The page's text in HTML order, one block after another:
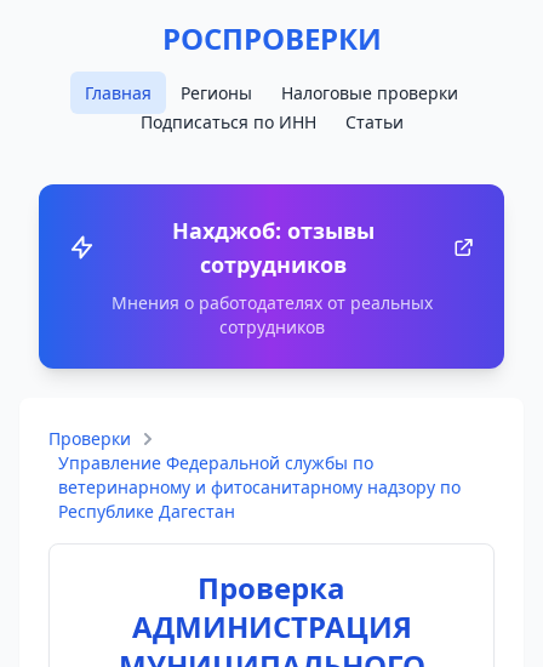
РОСПРОВЕРКИ
Главная Регионы
Налоговые проверки
Подписаться по ИНН
Статьи
Нахджоб: отзывы
сотрудников
Мнения о работодателях от реальных
сотрудников
Проверки
Управление Федеральной службы по
ветеринарному и фитосанитарному надзору по
Республике Дагестан
Проверка
АДМИНИСТРАЦИЯ